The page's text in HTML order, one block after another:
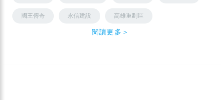
國王傳奇 永信建設 高雄重劃區
閱讀更多＞